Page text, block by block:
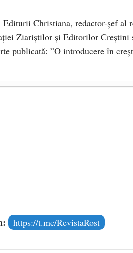
Christiana, redactor-şef al
Ziariştilor şi Editorilor Creştini
publicată: ”O introducere în
2019
https://t.me/RevistaRost